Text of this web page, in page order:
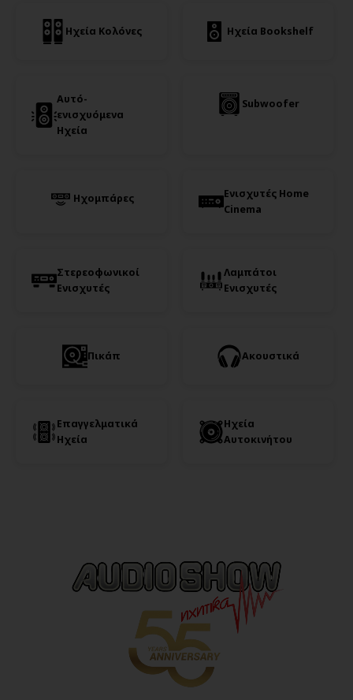
Ηχεία Κολόνες Ηχεία Bookshelf
Αυτό-
ενισχυόμενα
Ηχεία
Subwoofer
Ηχομπάρες
Ενισχυτές Home
Cinema
Στερεοφωνικοί
Ενισχυτές
Λαμπάτοι
Ενισχυτές
Πικάπ Ακουστικά
Επαγγελματικά
Ηχεία
Ηχεία
Αυτοκινήτου